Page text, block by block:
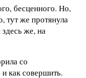
бесценного. Но,
тут же протянула
же, на
со
как совершить.